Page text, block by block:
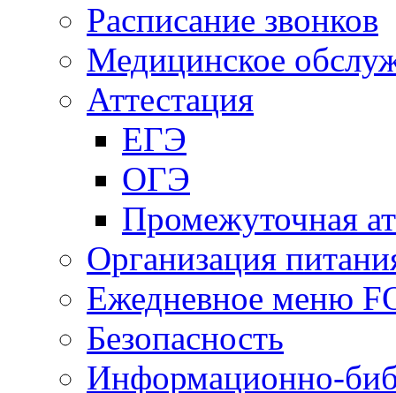
Расписание звонков
Медицинское
Аттестация
ЕГЭ
ОГЭ
Промежуточная
Организация
Ежедневное меню
Безопасность
Информационно-